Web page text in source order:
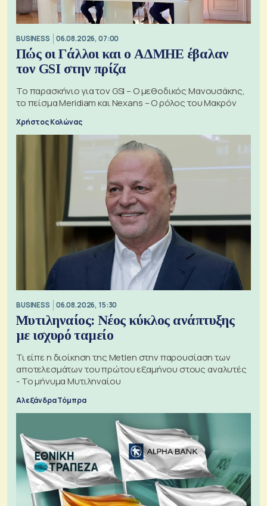
BUSINESS 06.08.2026, 07:00
Πώς οι Γάλλοι και ο ΑΔΜΗΕ έβαλαν
τον GSI στην πρίζα
Το παρασκήνιο για τον GSI – Ο μεθοδικός Μανουσάκης,
το πείσμα Meridiam και Nexans – Ο ρόλος του Μακρόν
Χρήστος Κολώνας
BUSINESS 06.08.2026, 15:30
Μυτιληναίος: Νέος κύκλος ανάπτυξης
με ισχυρό ταμείο
Τι είπε η διοίκηση της Metlen στην παρουσίαση των
αποτελεσμάτων του πρώτου εξαμήνου στους αναλυτές
- Το μήνυμα Μυτιληναίου
Αλεξάνδρα Τόμπρα